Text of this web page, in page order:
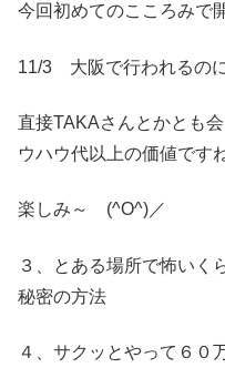
今回初めてのこころみで
11/3 大阪で行われるの
直接TAKAさんとかとも
ウハウ代以上の価値です
楽しみ～ (^O^)／
３、とある場所で怖いく
秘密の方法
４、サクッとやって６０